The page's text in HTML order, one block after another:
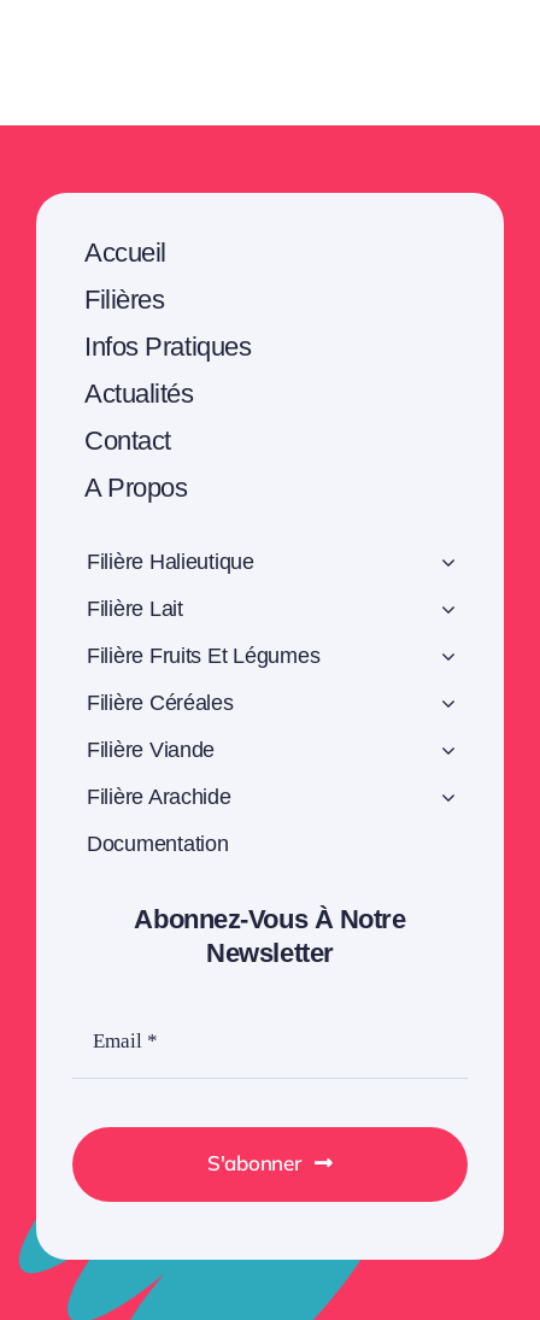
Accueil
Filières
Infos Pratiques
Actualités
Contact
A Propos
Filière Halieutique
Filière Lait
Filière Fruits Et Légumes
Filière Céréales
Filière Viande
Filière Arachide
Documentation
Abonnez-Vous À Notre
Newsletter
S'abonner